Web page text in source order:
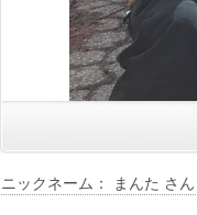
ニックネーム： まんた さん